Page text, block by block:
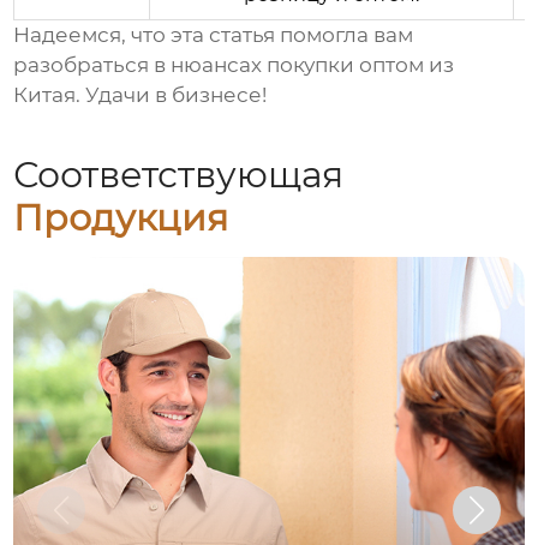
Надеемся, что эта статья помогла вам
разобраться в нюансах покупки оптом из
Китая. Удачи в бизнесе!
Соответствующая
Продукция